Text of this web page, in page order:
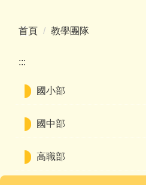
首頁 教學團隊
:::
國小部
國中部
高職部